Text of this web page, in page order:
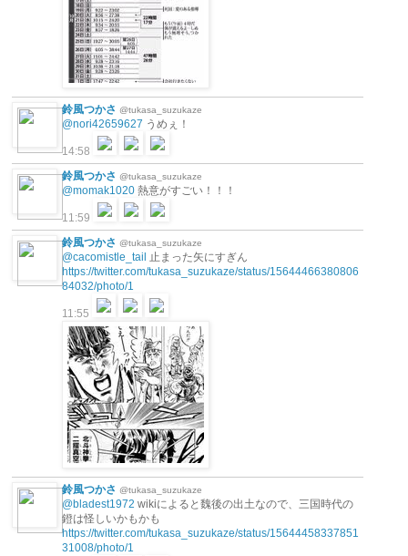
鈴風つかさ @tukasa_suzukaze
@nori42659627 うめぇ！
14:58
鈴風つかさ @tukasa_suzukaze
@momak1020 熱意がすごい！！！
11:59
鈴風つかさ @tukasa_suzukaze
@cacomistle_tail
止まった矢にすぎん
https://twitter.com/tukasa_suzukaze/status/15644466380806
84032/photo/1
11:55
鈴風つかさ @tukasa_suzukaze
@bladest1972 wikiによると魏後の出土なので、三国時代の
鐙は怪しいかもかも
https://twitter.com/tukasa_suzukaze/status/15644458337851
31008/photo/1